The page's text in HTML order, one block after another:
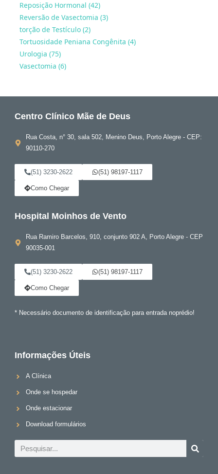
Reposição Hormonal (42)
Reversão de Vasectomia (3)
torção de Testículo (2)
Tortuosidade Peniana Congênita (4)
Urologia (75)
Vasectomia (6)
Centro Clínico Mãe de Deus
Rua Costa, n° 30, sala 502, Menino Deus, Porto Alegre - CEP:
90110-270
(51) 3230-2622 (51) 98197-1117
Como Chegar
Hospital Moinhos de Vento
Rua Ramiro Barcelos, 910, conjunto 902 A, Porto Alegre - CEP
90035-001
(51) 3230-2622 (51) 98197-1117
Como Chegar
* Necessário documento de identificação para entrada noprédio!
Informações Úteis
A Clínica
Onde se hospedar
Onde estacionar
Download formulários